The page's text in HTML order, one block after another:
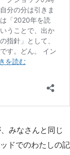
みなさんと同じ
ドでのわたしの記